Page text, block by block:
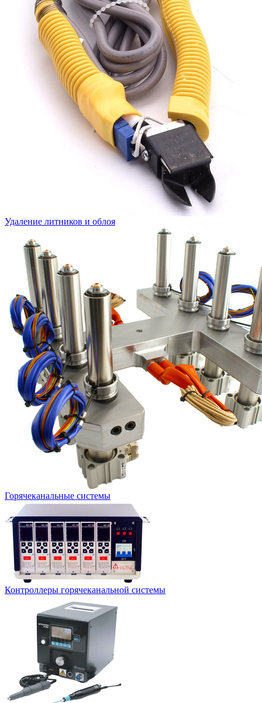
Удаление литников и облоя
Горячеканальные системы
Контроллеры горячеканальной системы